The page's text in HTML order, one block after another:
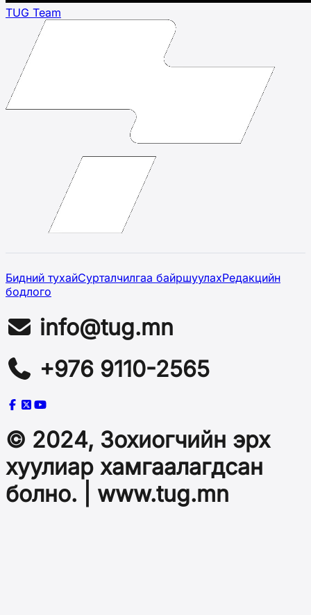
TUG Team
Бидний тухайСурталчилгаа байршуулахРедакцийн
бодлого
info@tug.mn
+976 9110-2565
© 2024, Зохиогчийн эрх
хуулиар хамгаалагдсан
болно. | www.tug.mn